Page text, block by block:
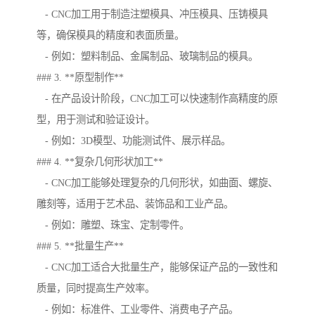
- CNC加工用于制造注塑模具、冲压模具、压铸模具
等，确保模具的精度和表面质量。
- 例如：塑料制品、金属制品、玻璃制品的模具。
### 3. **原型制作**
- 在产品设计阶段，CNC加工可以快速制作高精度的原
型，用于测试和验证设计。
- 例如：3D模型、功能测试件、展示样品。
### 4. **复杂几何形状加工**
- CNC加工能够处理复杂的几何形状，如曲面、螺旋、
雕刻等，适用于艺术品、装饰品和工业产品。
- 例如：雕塑、珠宝、定制零件。
### 5. **批量生产**
- CNC加工适合大批量生产，能够保证产品的一致性和
质量，同时提高生产效率。
- 例如：标准件、工业零件、消费电子产品。